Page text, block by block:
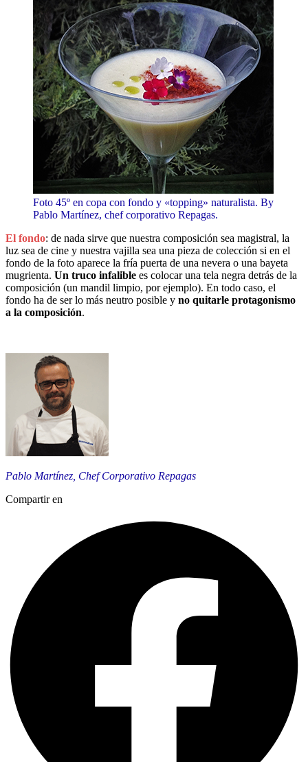
Foto 45º en copa con fondo y «topping» naturalista. By
Pablo Martínez, chef corporativo Repagas.
El fondo: de nada sirve que nuestra composición sea magistral, la
luz sea de cine y nuestra vajilla sea una pieza de colección si en el
fondo de la foto aparece la fría puerta de una nevera o una bayeta
mugrienta. Un truco infalible es colocar una tela negra detrás de la
composición (un mandil limpio, por ejemplo). En todo caso, el
fondo ha de ser lo más neutro posible y no quitarle protagonismo
a la composición.
Pablo Martínez, Chef Corporativo Repagas
Compartir en